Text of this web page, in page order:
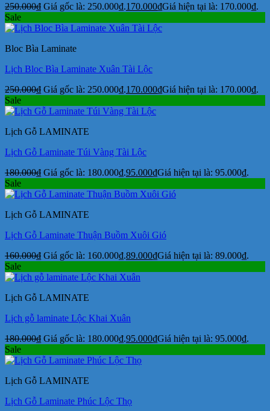
250.000₫ Giá gốc là: 250.000₫.170.000₫Giá hiện tại là: 170.000₫.
Sale
Bloc Bìa Laminate
Lịch Bloc Bìa Laminate Xuân Tài Lộc
250.000₫ Giá gốc là: 250.000₫.170.000₫Giá hiện tại là: 170.000₫.
Sale
Lịch Gỗ LAMINATE
Lịch Gỗ Laminate Túi Vàng Tài Lộc
180.000₫ Giá gốc là: 180.000₫.95.000₫Giá hiện tại là: 95.000₫.
Sale
Lịch Gỗ LAMINATE
Lịch Gỗ Laminate Thuận Buồm Xuôi Gió
160.000₫ Giá gốc là: 160.000₫.89.000₫Giá hiện tại là: 89.000₫.
Sale
Lịch Gỗ LAMINATE
Lịch gỗ laminate Lộc Khai Xuân
180.000₫ Giá gốc là: 180.000₫.95.000₫Giá hiện tại là: 95.000₫.
Sale
Lịch Gỗ LAMINATE
Lịch Gỗ Laminate Phúc Lộc Thọ